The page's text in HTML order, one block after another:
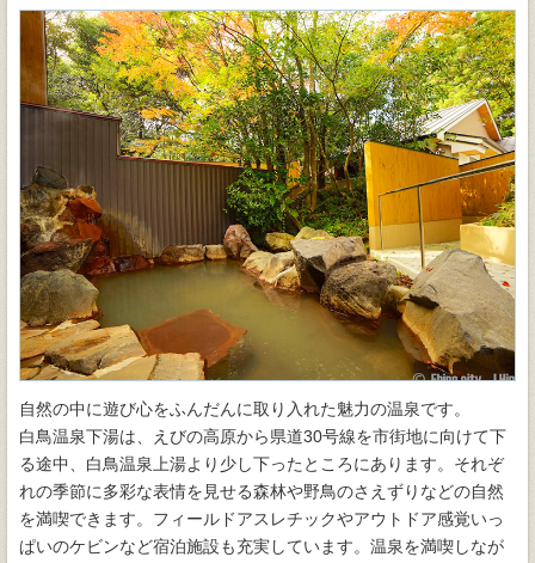
自然の中に遊び心をふんだんに取り入れた魅力の温泉です。
白鳥温泉下湯は、えびの高原から県道30号線を市街地に向けて下
る途中、白鳥温泉上湯より少し下ったところにあります。それぞ
れの季節に多彩な表情を見せる森林や野鳥のさえずりなどの自然
を満喫できます。フィールドアスレチックやアウトドア感覚いっ
ぱいのケビンなど宿泊施設も充実しています。温泉を満喫しなが